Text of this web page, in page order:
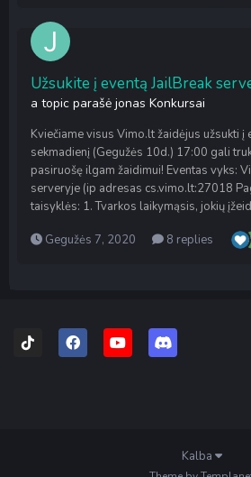
Užsukite į eventą JailBreak
a topic parašė jonas Konkursai
Kviečiame visus Vimo.lt žaidėjus užsukti į
sekmadienį (Gegužės 10d.) 17:00 gali
pasiruošę ilgam žaidimui! Eventas vyks:
serveryje (ip adresas cs.vimo.lt:27018
taisyklės: 1. Tvarkos laikymąsis, jokių
Gegužės 7, 2020 8 replies
Kalba